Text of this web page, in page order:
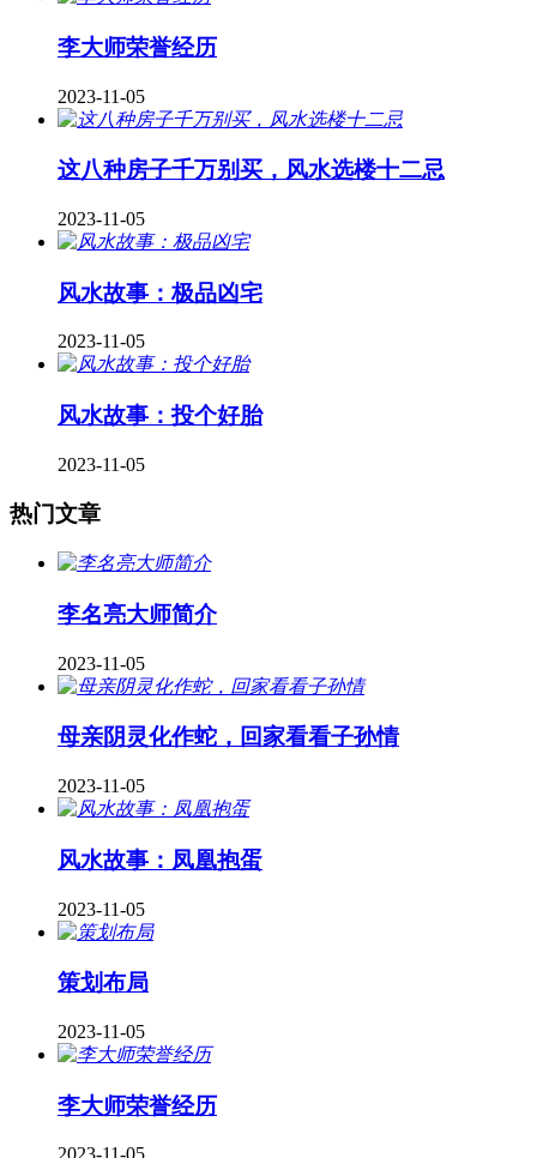
李大师荣誉经历
2023-11-05
这八种房子千万别买，风水选楼十二忌
2023-11-05
风水故事：极品凶宅
2023-11-05
风水故事：投个好胎
2023-11-05
热门文章
李名亮大师简介
2023-11-05
母亲阴灵化作蛇，回家看看子孙情
2023-11-05
风水故事：凤凰抱蛋
2023-11-05
策划布局
2023-11-05
李大师荣誉经历